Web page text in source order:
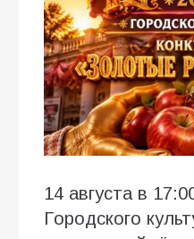
14 августа в
Городского